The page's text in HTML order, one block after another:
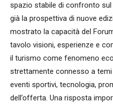
spazio stabile di confronto
già la prospettiva di nuove
mostrato la capacità del
tavolo visioni, esperienze e
il turismo come fenomeno
strettamente connesso a
eventi sportivi, tecnologia,
dell’offerta. Una risposta